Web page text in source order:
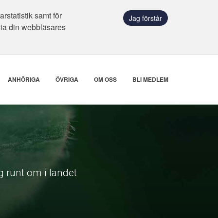
samt för
din webbläsares
Jag förstår
ANHÖRIGA ÖVRIGA OM OSS BLI MEDLEM
runt om i landet